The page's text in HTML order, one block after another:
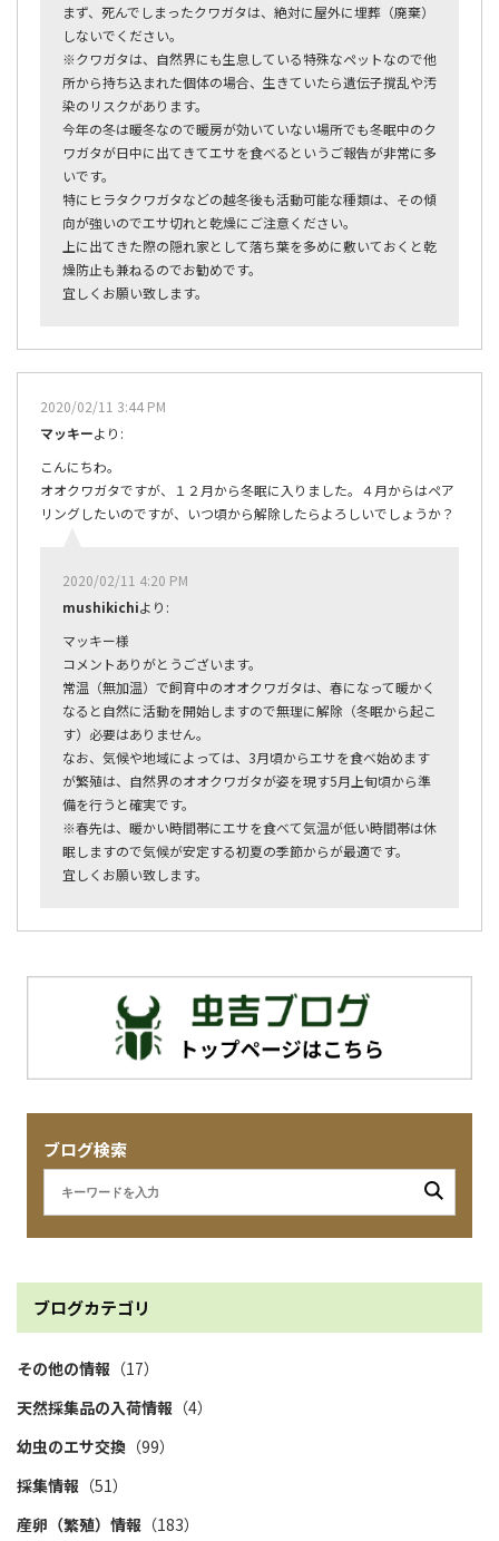
まず、死んでしまったクワガタは、絶対に屋外に埋葬（廃棄）
しないでください。
※クワガタは、自然界にも生息している特殊なペットなので他
所から持ち込まれた個体の場合、生きていたら遺伝子撹乱や汚
染のリスクがあります。
今年の冬は暖冬なので暖房が効いていない場所でも冬眠中のク
ワガタが日中に出てきてエサを食べるというご報告が非常に多
いです。
特にヒラタクワガタなどの越冬後も活動可能な種類は、その傾
向が強いのでエサ切れと乾燥にご注意ください。
上に出てきた際の隠れ家として落ち葉を多めに敷いておくと乾
燥防止も兼ねるのでお勧めです。
宜しくお願い致します。
マッキーより:
2020/02/11 3:44 PM
こんにちわ。
オオクワガタですが、１２月から冬眠に入りました。４月からはペア
リングしたいのですが、いつ頃から解除したらよろしいでしょうか？
mushikichiより:
2020/02/11 4:20 PM
マッキー様
コメントありがとうございます。
常温（無加温）で飼育中のオオクワガタは、春になって暖かく
なると自然に活動を開始しますので無理に解除（冬眠から起こ
す）必要はありません。
なお、気候や地域によっては、3月頃からエサを食べ始めます
が繁殖は、自然界のオオクワガタが姿を現す5月上旬頃から準
備を行うと確実です。
※春先は、暖かい時間帯にエサを食べて気温が低い時間帯は休
眠しますので気候が安定する初夏の季節からが最適です。
宜しくお願い致します。
ブログ検索
ブログカテゴリ
その他の情報 （17）
天然採集品の入荷情報 （4）
幼虫のエサ交換 （99）
採集情報 （51）
産卵（繁殖）情報 （183）